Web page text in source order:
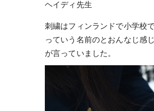
ヘイディ先生
刺繍はフィンランドで小学校
っていう名前のとおんなじ感
が言っていました。